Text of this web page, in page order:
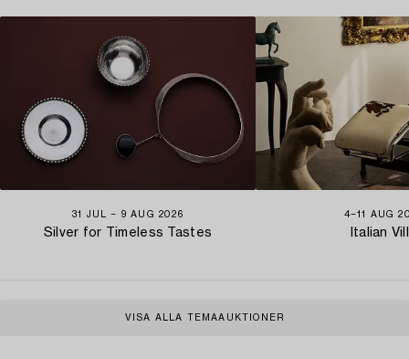
31 JUL − 9 AUG 2026
Silver for Timeless Tastes
4−11 AUG
Italian
VISA ALLA TEMAAUKTIONER